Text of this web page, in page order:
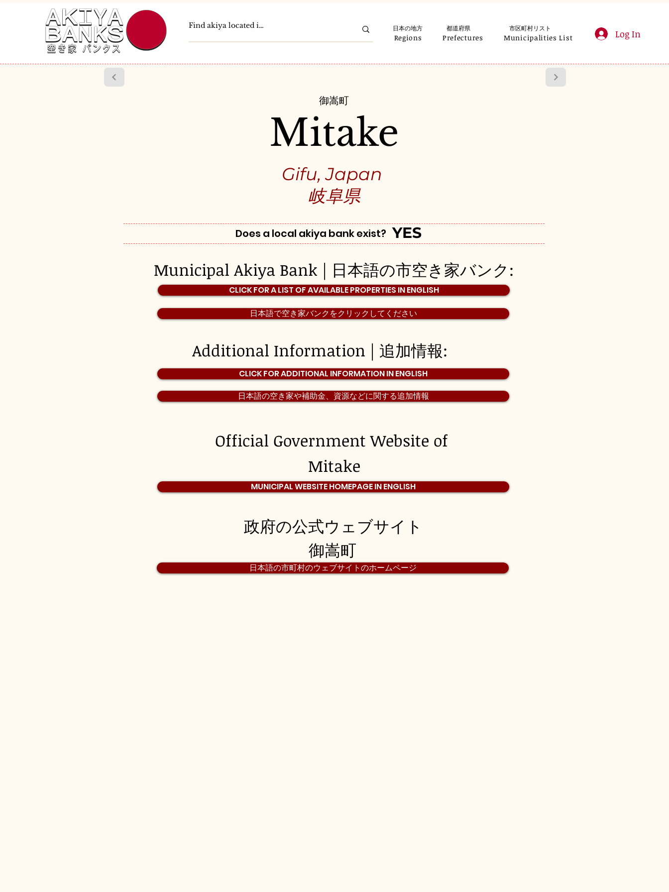
Regions Prefectures Municipalities List Log In
日本の地方 都道府県 市区町村リスト
岐阜県
日本語の空き家や補助金、資源などに関する追加情報
日本語で空き家バンクをクリックしてください
Does a local akiya bank exist?
Mitake
Municipal Akiya Bank | 日本語の市空き家バンク:
Additional Information | 追加情報:
Gifu, Japan
CLICK FOR A LIST OF AVAILABLE PROPERTIES IN ENGLISH
CLICK FOR ADDITIONAL INFORMATION IN ENGLISH
Official Government Website of
御嵩町
YES
Mitake
MUNICIPAL WEBSITE HOMEPAGE IN ENGLISH
御嵩町
日本語の市町村のウェブサイトのホームページ
政府の公式ウェブサイト